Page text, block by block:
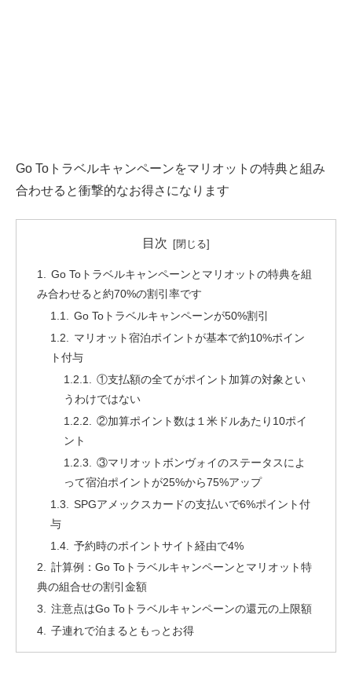
Go Toトラベルキャンペーンをマリオットの特典と組み
合わせると衝撃的なお得さになります
目次
Go Toトラベルキャンペーンとマリオットの特典を組
み合わせると約70%の割引率です
Go Toトラベルキャンペーンが50%割引
マリオット宿泊ポイントが基本で約10%ポイン
ト付与
①支払額の全てがポイント加算の対象とい
うわけではない
②加算ポイント数は１米ドルあたり10ポイ
ント
③マリオットボンヴォイのステータスによ
って宿泊ポイントが25%から75%アップ
SPGアメックスカードの支払いで6%ポイント付
与
予約時のポイントサイト経由で4%
計算例：Go Toトラベルキャンペーンとマリオット特
典の組合せの割引金額
注意点はGo Toトラベルキャンペーンの還元の上限額
子連れで泊まるともっとお得